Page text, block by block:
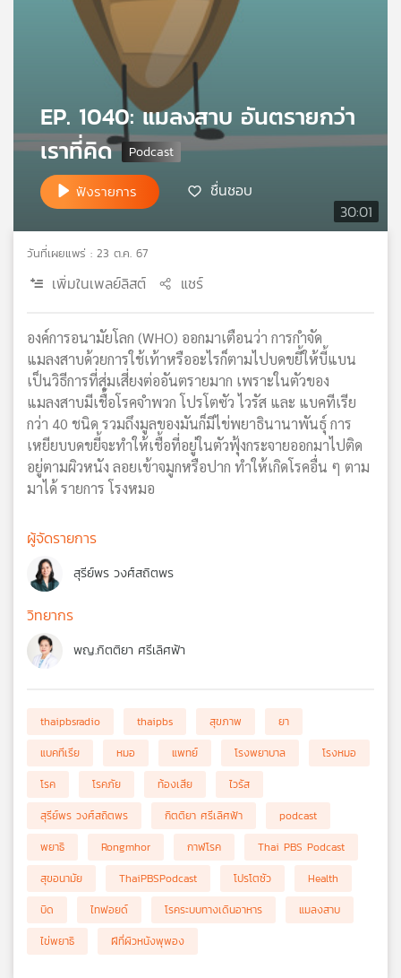
เอส
แผนที่
วิทยุ
เครือ
30:01
EP. 1040: แมลงสาบ อันตรายกว่า
เราที่คิด
ฟังรายการ ชื่นชอบ
วันที่เผยแพร่ : 23 ต.ค. 67
เพิ่มในเพลย์ลิสต์ แชร์
องค์การอนามัยโลก (WHO) ออกมาเตือนว่า การกำจัด
แมลงสาบด้วยการใช้เท้าหรืออะไรก็ตามไปบดขยี้ให้บี้แบน
เป็นวิธีการที่สุ่มเสี่ยงต่ออันตรายมาก เพราะในตัวของ
แมลงสาบมีเชื้อโรคจำพวก โปรโตซัว ไวรัส และ แบคทีเรีย
กว่า 40 ชนิด รวมถึงมูลของมันก็มีไข่พยาธินานาพันธุ์ การ
เหยียบบดขยี้จะทำให้เชื้อที่อยู่ในตัวฟุ้งกระจายออกมาไปติด
อยู่ตามผิวหนัง ลอยเข้าจมูกหรือปาก ทำให้เกิดโรคอื่น ๆ ตาม
มาได้ รายการ โรงหมอ
ผู้จัดรายการ
สุรีย์พร วงศ์สถิตพร
วิทยากร
พญ.กิตติยา ศรีเลิศฟ้า
thaipbsradio thaipbs สุขภาพ
ยา
แบคทีเรีย
หมอ แพทย์ โรงพยาบาล
โรงหมอ
โรค
โรคภัย ท้องเสีย
ไวรัส
สุรีย์พร วงศ์สถิตพร
กิตติยา ศรีเลิศฟ้า
podcast
พยาธิ
Rongmhor กาฬโรค
Thai PBS Podcast
สุขอนามัย
ThaiPBSPodcast โปรโตซัว
Health
บิด
ไทฟอยด์ โรคระบบทางเดินอาหาร
แมลงสาบ
ไข่พยาธิ
ฝีที่ผิวหนังพุพอง